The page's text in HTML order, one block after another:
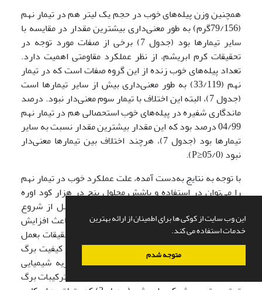
این وب سایت از کوکی ها برای اطمینان از ارائه بهترین
خدمات استفاده می کند.
متوجه شدم
همچنین وزن پیله‌های خوب در حجم یک لیتر هم در تیمار نهم
(79/156گرم) به‌ طور معنی‌داری بیشترین مقدار در مقایسه با
سایر تیمار‌ها بود (جدول 7) برخی از صفات مورد توجه در
تحقیقات کرم ابریشم، از نظر عملکرد مقاومتی اهمیت دارد.
تعداد پیله‌های خوب زنده از این گروه صفات است که در تیمار
نهم (33/119) به‌ طور معنی‌داری بیش از سایر تیمار‌ها است
(جدول 7)، البته این اختلاف با تیمار سوم معنی‌دار نبود. درصد
ماندگاری شفیره در پیله‌های خوب استحصالی هم در تیمار نهم
04/99 درصد بود که این مقدار بیشترین مقدار نسبت به سایر
تیمارها بود (جدول 7)، هرچند اختلاف بین تیمارها معنی‌دار
نبود (05/0≤P).
با توجه به نتایج به‌دست آمده، علت عملکرد خوب در تیمار نهم
را می‌توان در استفاده و پاشش محلول پنج در هزار کود اوره
روی برگهای توت در زمان مناسب (48 ساعت قبل از شروع
پرورش کرم ابریشم) دانست. این محلول پاشی باعث افزایش
رطوبت و کیفیت برگ توت شد (جدول 3). طی تحقیقات بعمل
آمده، 2/38 درصد میزان پیله استحصالی ناشی از کیفیت برگ
توت است (14). با توجه به مقایسه جدول تجزیه شیمیایی
(جدول 3) برگ توت تیمار نهم با جداول استاندارد ترکیبات برگ